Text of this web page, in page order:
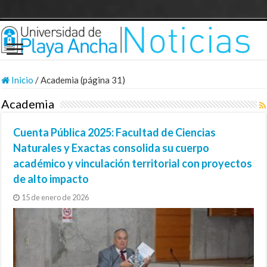
Inicio /Academia (página 31)
Academia
Cuenta Pública 2025: Facultad de Ciencias
Naturales y Exactas consolida su cuerpo
académico y vinculación territorial con proyectos
de alto impacto
15 de enero de 2026